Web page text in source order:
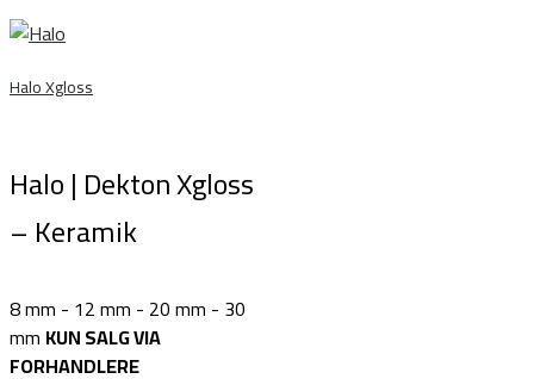
Halo Xgloss
Halo | Dekton Xgloss
– Keramik
8 mm - 12 mm - 20 mm - 30
mm KUN SALG VIA
FORHANDLERE